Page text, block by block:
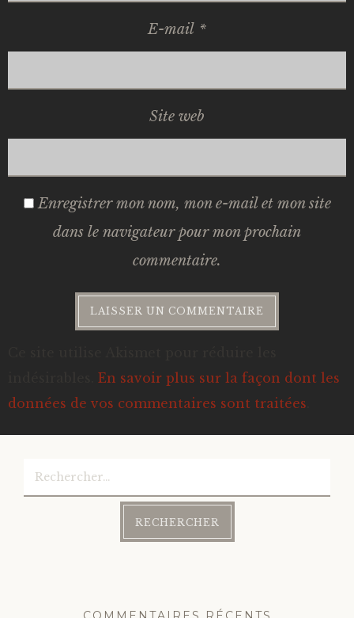
E-mail *
Site web
Enregistrer mon nom, mon e-mail et mon site
dans le navigateur pour mon prochain
commentaire.
En savoir plus sur la façon dont les
données de vos commentaires sont traitées